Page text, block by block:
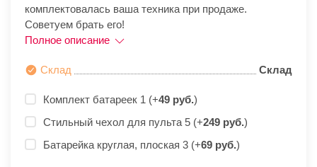
комплектовалась ваша техника при продаже.
Советуем брать его!
Полное описание
Склад Склад
Комплект батареек 1 (+49 руб.)
Стильный чехол для пульта 5 (+249 руб.)
Батарейка круглая, плоская 3 (+69 руб.)